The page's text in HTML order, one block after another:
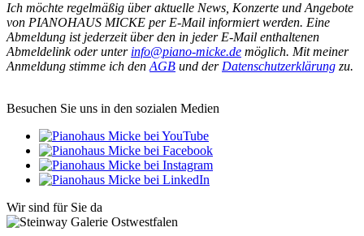
Ich möchte regelmäßig über aktuelle News, Konzerte und Angebote
von PIANOHAUS MICKE per E-Mail informiert werden. Eine
Abmeldung ist jederzeit über den in jeder E-Mail enthaltenen
Abmeldelink oder unter info@piano-micke.de möglich. Mit meiner
Anmeldung stimme ich denAGB und derDatenschutzerklärung zu.
Besuchen Sie uns in den sozialen Medien
Wir sind für Sie da